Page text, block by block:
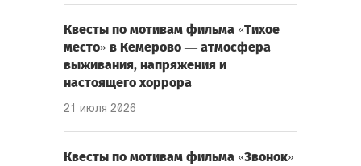
Квесты по мотивам фильма «Тихое
место» в Кемерово — атмосфера
выживания, напряжения и
настоящего хоррора
21 июля 2026
Квесты по мотивам фильма «Звонок»